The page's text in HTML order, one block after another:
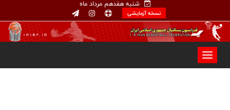
شنبه هفدهم مرداد ماه
نسخه آزمایشی